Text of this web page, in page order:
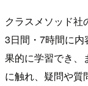
クラスメソッド社
3日間・7時間に
果的に学習でき、
に触れ、疑問や質